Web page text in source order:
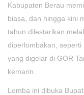
Kabupaten Berau
biasa, dan hingga kini
tahun dilestarikan
diperlombakan,
yang digelar di GOR
kemarin.
Lomba ini dibuka